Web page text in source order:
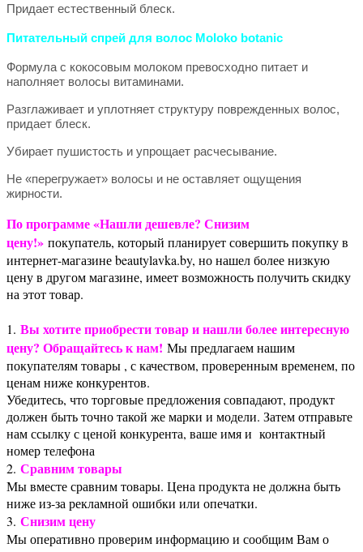
Придает естественный блеск.
Питательный спрей для волос Moloko botanic
Формула с кокосовым молоком превосходно питает и
наполняет волосы витаминами.
Разглаживает и уплотняет структуру поврежденных волос,
придает блеск.
Убирает пушистость и упрощает расчесывание.
Не «перегружает» волосы и не оставляет ощущения
жирности.
По программе «Нашли дешевле? Снизим
цену!» покупатель, который планирует совершить покупку в
интернет-магазине beautylavka.by, но нашел более низкую
цену в другом магазине, имеет возможность получить скидку
на этот товар.
1. Вы хотите приобрести товар и нашли более интересную
цену? Обращайтесь к нам! Мы предлагаем нашим
покупателям товары , с качеством, проверенным временем, по
ценам ниже конкурентов.
Убедитесь, что торговые предложения совпадают, продукт
должен быть точно такой же марки и модели. Затем отправьте
нам ссылку с ценой конкурента, ваше имя и контактный
номер телефона
2. Сравним товары
Мы вместе сравним товары. Цена продукта не должна быть
ниже из-за рекламной ошибки или опечатки.
3. Снизим цену
Мы оперативно проверим информацию и сообщим Вам о